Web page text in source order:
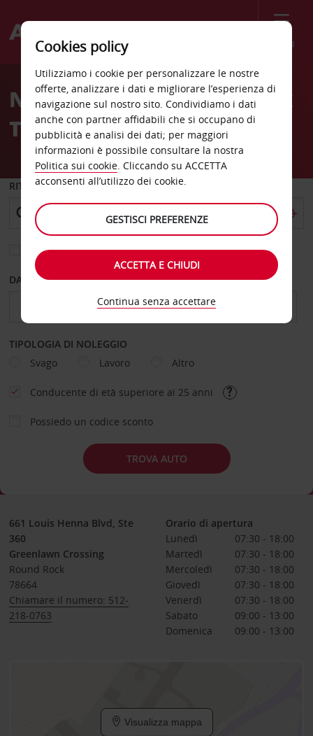
Menù
Welcome
AvisNoleggio auto Round Rock
TX
RITIRO DA
Scegli una località di riconsegna diversa
DAL GIORNO AL GIORNO
TIPOLOGIA DI NOLEGGIO
Svago
Lavoro Altro
Conducente di età superiore ai 25 anni
Possiedo un codice sconto
TROVA AUTO
661 Louis Henna Blvd, Ste
360
Greenlawn Crossing
Round Rock
78664
Chiamare il numero: 512-
218-0763
Orario di apertura
Lunedì
07:30 - 18:00
Martedì
07:30 - 18:00
Mercoledì
07:30 - 18:00
Giovedì
07:30 - 18:00
Venerdì
07:30 - 18:00
Sabato
09:00 - 13:00
Domenica
09:00 - 13:00
Visualizza mappa
Cookies policy
Utilizziamo i cookie per personalizzare le nostre
offerte, analizzare i dati e migliorare l’esperienza di
navigazione sul nostro sito. Condividiamo i dati
anche con partner affidabili che si occupano di
pubblicità e analisi dei dati; per maggiori
informazioni è possibile consultare la nostra
Politica sui cookie. Cliccando su ACCETTA
acconsenti all’utilizzo dei cookie.
GESTISCI PREFERENZE
ACCETTA E CHIUDI
Continua senza accettare